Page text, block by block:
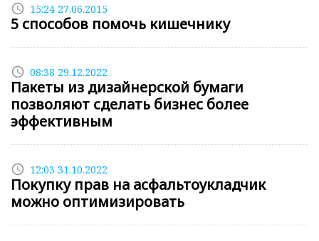
access_time 15:24 27.06.2015
5 способов помочь кишечнику
access_time 08:38 29.12.2022
Пакеты из дизайнерской бумаги
позволяют сделать бизнес более
эффективным
access_time 12:03 31.10.2022
Покупку прав на асфальтоукладчик
можно оптимизировать